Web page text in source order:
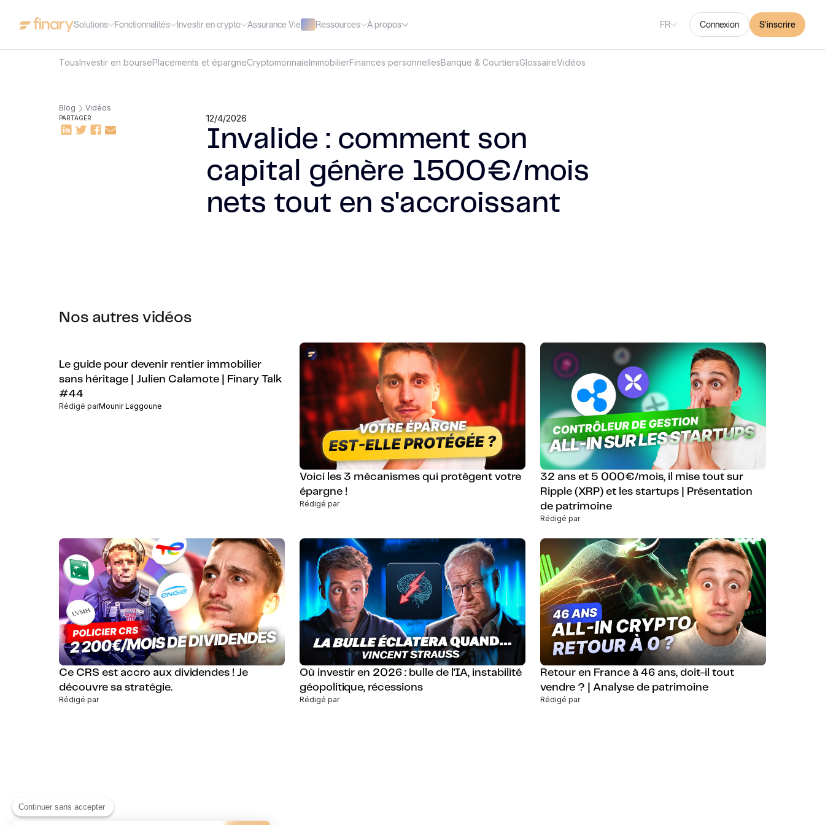
Continuer sans accepter
Solutions Fonctionnalités Investir en crypto Assurance Vie Ressources À propos FR Connexion S'inscrire
TousInvestir en boursePlacements et épargneCryptomonnaieImmobilierFinances personnellesBanque & CourtiersGlossaireVidéos
Blog Vidéos
PARTAGER 12/4/2026
Invalide : comment son
capital génère 1500€/mois
nets tout en s'accroissant
Nos autres vidéos
Le guide pour devenir rentier immobilier
sans héritage | Julien Calamote | Finary Talk
#44
Rédigé parMounir Laggoune
Voici les 3 mécanismes qui protègent votre
épargne !
Rédigé par
32 ans et 5 000€/mois, il mise tout sur
Ripple (XRP) et les startups | Présentation
de patrimoine
Rédigé par
Ce CRS est accro aux dividendes ! Je
découvre sa stratégie.
Rédigé par
Où investir en 2026 : bulle de l'IA, instabilité
géopolitique, récessions
Rédigé par
Retour en France à 46 ans, doit-il tout
vendre ? | Analyse de patrimoine
Rédigé par